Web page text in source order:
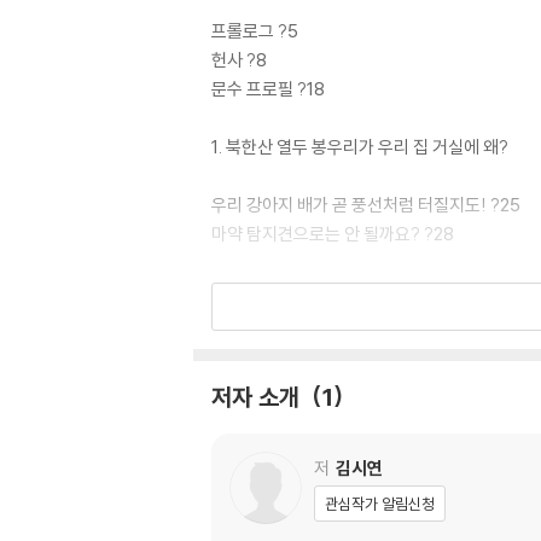
프롤로그 ?5
헌사 ?8
문수 프로필 ?18
1. 북한산 열두 봉우리가 우리 집 거실에 왜?
우리 강아지 배가 곧 풍선처럼 터질지도! ?25
마약 탐지견으로는 안 될까요? ?28
2. 니가 왜 거기서 나와? 먹도그는 진공청소기
너의 위 속은 만물창고냐? ?38
때로는 모르는 게 약 ?41
3. 더 슬픈 건 암묵적인 혐오감이라는 걸 아세요?
저자 소개 1
저 김시연
관심작가 알림신청